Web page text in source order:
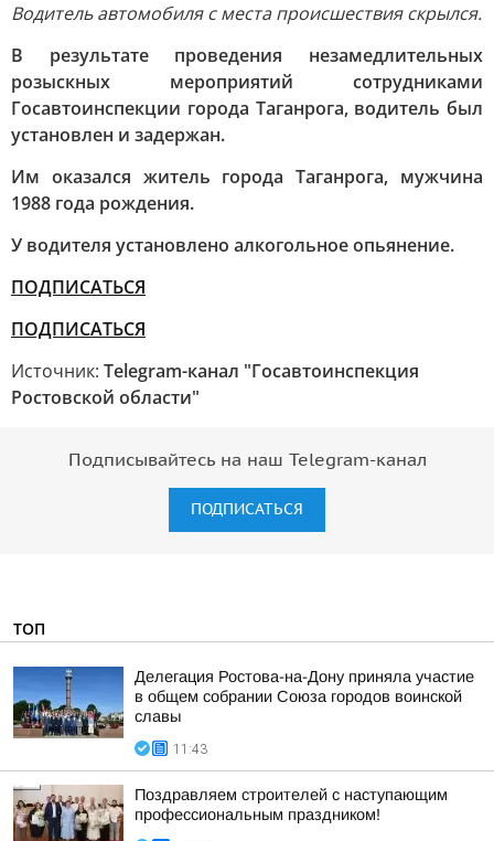
Водитель автомобиля с места происшествия скрылся.
В результате проведения незамедлительных
розыскных мероприятий сотрудниками
Госавтоинспекции города Таганрога, водитель был
установлен и задержан.
Им оказался житель города Таганрога, мужчина
1988 года рождения.
У водителя установлено алкогольное опьянение.
ПОДПИСАТЬСЯ
ПОДПИСАТЬСЯ
Источник: Telegram-канал "Госавтоинспекция
Ростовской области"
Подписывайтесь на наш Telegram-канал
ПОДПИСАТЬСЯ
ТОП
Делегация Ростова-на-Дону приняла участие
в общем собрании Союза городов воинской
славы
11:43
Поздравляем строителей с наступающим
профессиональным праздником!